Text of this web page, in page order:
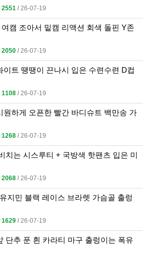
2551 l 26-07-19
캠 조아서 밑캠 리액션 회색 돌핀 Y존
2050 l 26-07-19
이트 땡땡이 끈나시 입은 수련수련 D컵
1108 l 26-07-19
원하게 오픈한 빨간 바디슈트 백만송 가
1268 l 26-07-19
치는 시스루티 + 국방색 핫팬츠 입은 미
2068 l 26-07-19
지민 블랙 레이스 브라렛 가슴골 출렁
1629 l 26-07-19
단추 푼 흰 카라티 마구 출렁이는 폭유